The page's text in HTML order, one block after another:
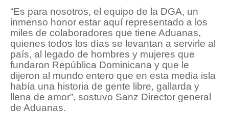
“Es para nosotros, el equipo de la DGA, un
inmenso honor estar aquí representado a los
miles de colaboradores que tiene Aduanas,
quienes todos los días se levantan a servirle al
país, al legado de hombres y mujeres que
fundaron República Dominicana y que le
dijeron al mundo entero que en esta media isla
había una historia de gente libre, gallarda y
llena de amor”, sostuvo Sanz Director general
de Aduanas.